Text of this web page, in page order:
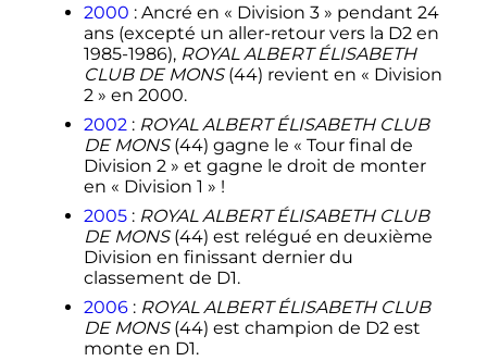
2000 : Ancré en « Division 3 » pendant 24
ans (excepté un aller-retour vers la D2 en
1985-1986), ROYAL ALBERT ÉLISABETH
CLUB DE MONS(44) revient en « Division
2 » en 2000.
2002 : ROYAL ALBERT ÉLISABETH CLUB
DE MONS(44) gagne le « Tour final de
Division 2 » et gagne le droit de monter
en « Division 1 » !
2005: ROYAL ALBERT ÉLISABETH CLUB
DE MONS(44) est relégué en deuxième
Division en finissant dernier du
classement de D1.
2006: ROYAL ALBERT ÉLISABETH CLUB
DE MONS(44) est champion de D2 est
monte en D1.